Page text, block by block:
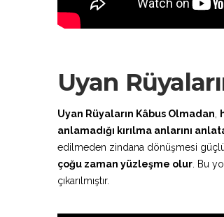
Uyan
Uyan Rüyaların Kâbus Olmadan
anlamadığı kırılma anlarını
edilmeden zindana dönüşmesi güçlü
çoğu zaman yüzleşme olur . Bu
çıkarılmıştır.